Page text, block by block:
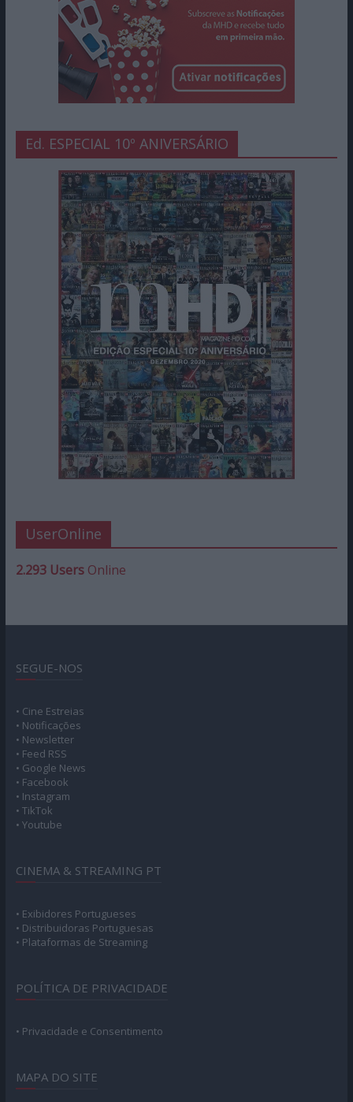
Ed. ESPECIAL 10º ANIVERSÁRIO
UserOnline
2.293 UsersOnline
SEGUE-NOS
• Cine Estreias
• Notificações
• Newsletter
• Feed RSS
• Google News
• Facebook
• Instagram
• TikTok
• Youtube
CINEMA & STREAMING PT
• Exibidores Portugueses
• Distribuidoras Portuguesas
• Plataformas de Streaming
POLÍTICA DE PRIVACIDADE
• Privacidade e Consentimento
MAPA DO SITE